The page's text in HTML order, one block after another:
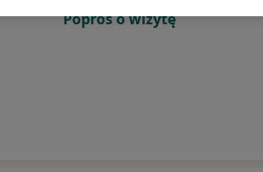
Poproś o wizytę